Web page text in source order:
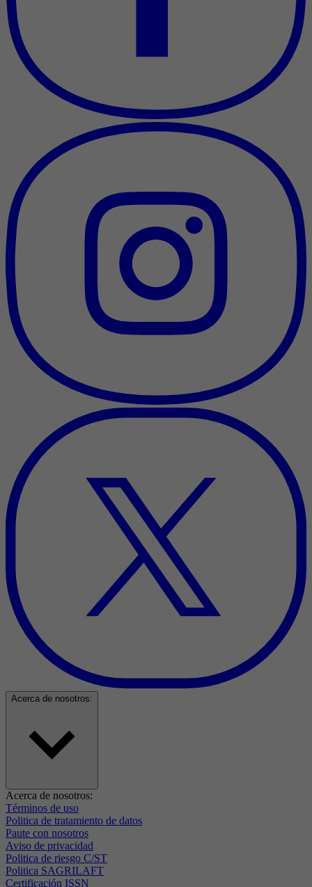
Acerca de nosotros:
Acerca de nosotros:
Términos de uso
Politica de tratamiento de datos
Paute con nosotros
Aviso de privacidad
Politica de riesgo C/ST
Politica SAGRILAFT
Certificación ISSN